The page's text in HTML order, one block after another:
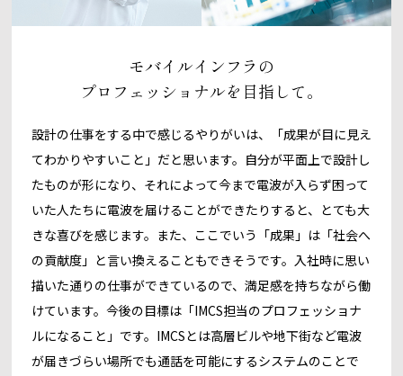
モバイルインフラの
プロフェッショナルを目指して。
設計の仕事をする中で感じるやりがいは、「成果が目に見え
てわかりやすいこと」だと思います。自分が平面上で設計し
たものが形になり、それによって今まで電波が入らず困って
いた人たちに電波を届けることができたりすると、とても大
きな喜びを感じます。また、ここでいう「成果」は「社会へ
の貢献度」と言い換えることもできそうです。入社時に思い
描いた通りの仕事ができているので、満足感を持ちながら働
けています。今後の目標は「IMCS担当のプロフェッショナ
ルになること」です。IMCSとは高層ビルや地下街など電波
が届きづらい場所でも通話を可能にするシステムのことで